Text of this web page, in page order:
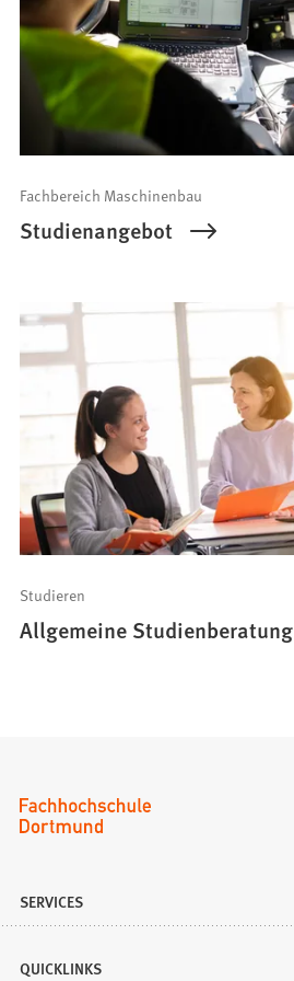
Fachbereich Maschinenbau
Studienangebot
Studieren
Allgemeine Studienberatung
SERVICES
QUICKLINKS